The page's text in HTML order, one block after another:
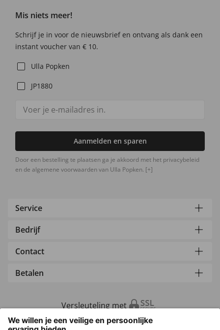
Mis niets meer!
Schrijf je in voor de nieuwsbrief en ontvang als dank een
instant voucher van € 10.
Ulla Popken
JP1880
Aanmelden en sparen
Door een bestelling te plaatsen ga je akkoord met het privacybeleid
en de algemene voorwaarden van Ulla Popken. [+]
Service
Bedrijf
Contact
Betalen
Versleuteling met